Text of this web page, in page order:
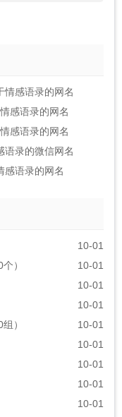
情感语录的网名
感语录的网名
感语录的网名
语录的微信网名
感语录的网名
10-01
）
10-01
10-01
10-01
）
10-01
10-01
10-01
10-01
10-01